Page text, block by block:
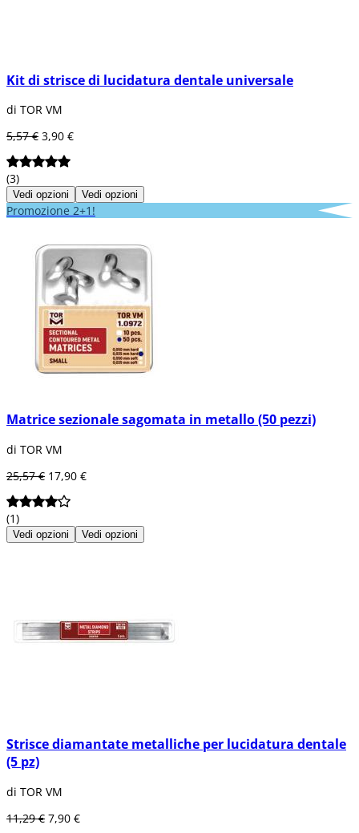
Kit di strisce di lucidatura dentale universale
di TOR VM
5,57 € 3,90 €
(3)
Vedi opzioni Vedi opzioni
Promozione 2+1!
Matrice sezionale sagomata in metallo (50 pezzi)
di TOR VM
25,57 € 17,90 €
(1)
Vedi opzioni Vedi opzioni
Strisce diamantate metalliche per lucidatura dentale
(5 pz)
di TOR VM
11,29 € 7,90 €